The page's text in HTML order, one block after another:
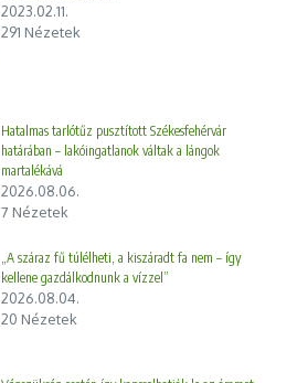
2023.02.11.
291 Nézetek
Hatalmas tarlótűz pusztított Székesfehérvár
határában – lakóingatlanok váltak a lángok
martalékává
2026.08.06.
7 Nézetek
„A száraz fű túlélheti, a kiszáradt fa nem – így
kellene gazdálkodnunk a vízzel”
2026.08.04.
20 Nézetek